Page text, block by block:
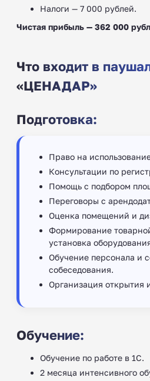
Налоги — 7 000 рублей.
Чистая прибыль — 362 000
Что входит в
«ЦЕНАДАР»
Подготовка:
Право на
Консультации по
Помощь с подбором
Переговоры с
Оценка помещений и
Формирование
установка
Обучение персонала и
собеседования.
Организация открытия
Обучение:
Обучение по работе в 1С.
2 месяца интенсивного